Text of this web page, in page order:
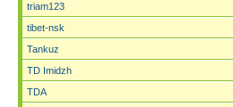
triam123
tibet-nsk
Tankuz
TD Imidzh
TDA